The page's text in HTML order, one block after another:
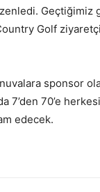
Geçtiğimiz
Golf
sponsor
7’den 70’e
edecek.